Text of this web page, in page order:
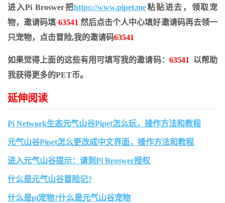
进入Pi Broswer把https://www.pipet.me粘贴进去，领取宠
物，邀请码填 63541 然后点击个人中心填好邀请码再去领一
只宠物，点击冒险,我的邀请码63541
如果觉得上面的这些有用可填写我的邀请码： 63541 以帮助
我获得更多的PET币。
延伸阅读
Pi Network生态元气山谷Pipet怎么玩，操作方法和教程
元气山谷Pipet怎么更改成中文界面，操作方法和教程
进入元气山谷提示：请到Pi Broswer授权
什么是元气山谷冒险记?
什么是pi宠物?什么是元气山谷宠物